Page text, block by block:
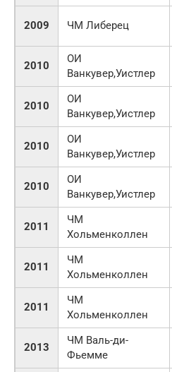
2009 ЧМ Либерец
2010
ОИ
Ванкувер,Уистлер
2010
ОИ
Ванкувер,Уистлер
2010
ОИ
Ванкувер,Уистлер
2010
ОИ
Ванкувер,Уистлер
2011
ЧМ
Хольменколлен
2011
ЧМ
Хольменколлен
2011
ЧМ
Хольменколлен
2013
ЧМ Валь-ди-
Фьемме